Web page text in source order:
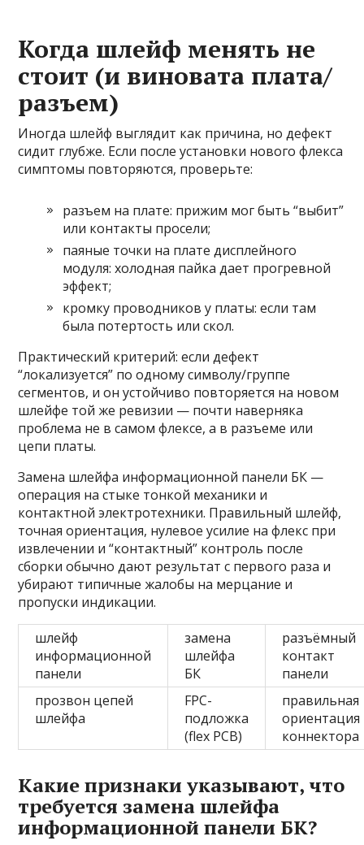
Когда шлейф менять не
стоит (и виновата плата/
разъем)
Иногда шлейф выглядит как причина, но дефект
сидит глубже. Если после установки нового флекса
симптомы повторяются, проверьте:
разъем на плате: прижим мог быть “выбит”
или контакты просели;
паяные точки на плате дисплейного
модуля: холодная пайка дает прогревной
эффект;
кромку проводников у платы: если там
была потертость или скол.
Практический критерий: если дефект
“локализуется” по одному символу/группе
сегментов, и он устойчиво повторяется на новом
шлейфе той же ревизии — почти наверняка
проблема не в самом флексе, а в разъеме или
цепи платы.
Замена шлейфа информационной панели БК —
операция на стыке тонкой механики и
контактной электротехники. Правильный шлейф,
точная ориентация, нулевое усилие на флекс при
извлечении и “контактный” контроль после
сборки обычно дают результат с первого раза и
убирают типичные жалобы на мерцание и
пропуски индикации.
шлейф
информационной
панели
замена
шлейфа
БК
разъёмный
контакт
панели
прозвон цепей
шлейфа
FPC-
подложка
(flex PCB)
правильная
ориентация
коннектора
Какие признаки указывают, что
требуется замена шлейфа
информационной панели БК?